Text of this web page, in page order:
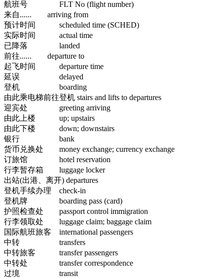
航班号 FLT No (flight number)
来自...... arriving from
预计时间 scheduled time (SCHED)
实际时间 actual time
已降落 landed
前往...... departure to
起飞时间 departure time
延误 delayed
登机 boarding
由此乘电梯前往登机 stairs and lifts to departures
迎宾处 greeting arriving
由此上楼 up; upstairs
由此下楼 down; downstairs
银行 bank
货币兑换处 money exchange; currency exchange
订旅馆 hotel reservation
行李暂存箱 luggage locker
出站(出港、离开) departures
登机手续办理 check-in
登机牌 boarding pass (card)
护照检查处 passport control immigration
行李领取处 luggage claim; baggage claim
国际航班旅客 international passengers
中转 transfers
中转旅客 transfer passengers
中转处 transfer correspondence
过境 transit